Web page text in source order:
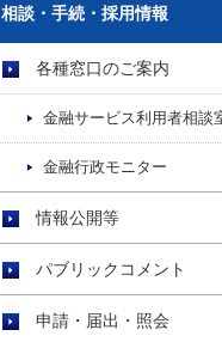
相談・手続・採用情報
各種窓口のご案内
金融サービス利用者相談
金融行政モニター
情報公開等
パブリックコメント
申請・届出・照会